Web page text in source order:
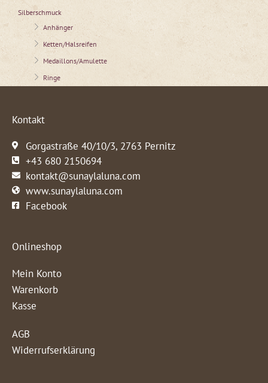
Silberschmuck
Anhänger
Ketten/Halsreifen
Medaillons/Amulette
Ringe
Kontakt
Gorgastraße 40/10/3, 2763 Pernitz
+43 680 2150694
kontakt@sunaylaluna.com
www.sunaylaluna.com
Facebook
Onlineshop
Mein Konto
Warenkorb
Kasse
AGB
Widerrufserklärung